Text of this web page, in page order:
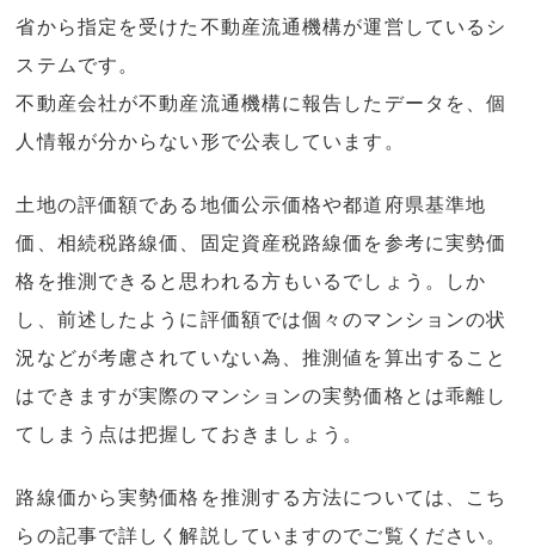
省から指定を受けた不動産流通機構が運営しているシ
ステムです。
不動産会社が不動産流通機構に報告したデータを、個
人情報が分からない形で公表しています。
土地の評価額である地価公示価格や都道府県基準地
価、相続税路線価、固定資産税路線価を参考に実勢価
格を推測できると思われる方もいるでしょう。しか
し、前述したように評価額では個々のマンションの状
況などが考慮されていない為、推測値を算出すること
はできますが実際のマンションの実勢価格とは乖離し
てしまう点は把握しておきましょう。
路線価から実勢価格を推測する方法については、こち
らの記事で詳しく解説していますのでご覧ください。